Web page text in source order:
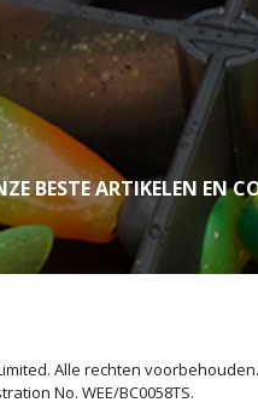
BESTE ARTIKELEN EN
Alle rechten voorbehouden.
No. WEE/BC0058TS.